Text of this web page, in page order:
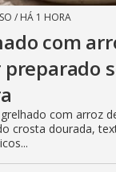
/ HÁ 1 HORA
com
com arroz
crosta dourada,